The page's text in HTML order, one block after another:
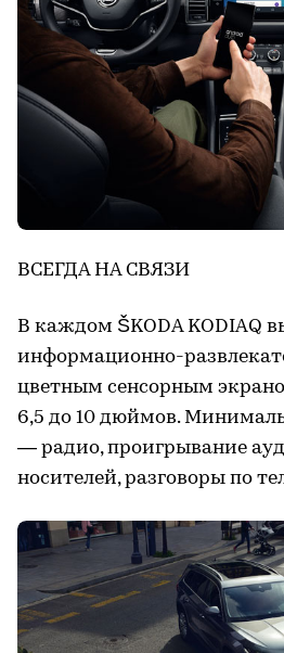
ВСЕГДА НА СВЯЗИ
В каждом ŠKODA KODIAQ
информационно-
цветным сенсорным
6,5 до 10 дюймов.
— радио, проигрывание
носителей, разговоры по